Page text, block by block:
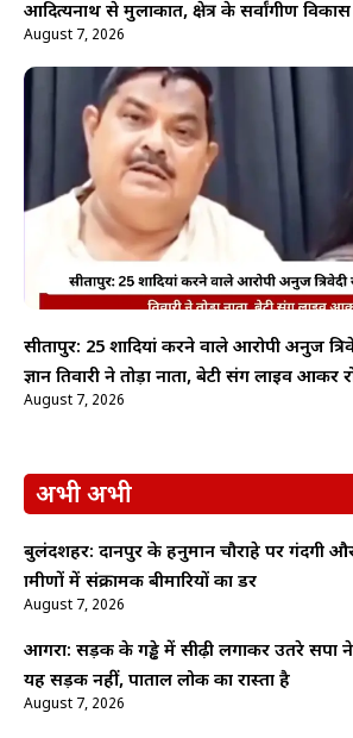
आदित्यनाथ से मुलाकात, क्षेत्र के सर्वांगीण विकास
August 7, 2026
सीतापुर: 25 शादियां करने वाले आरोपी अनुज
ज्ञान तिवारी ने तोड़ा नाता, बेटी संग लाइव आकर
August 7, 2026
अभी अभी
बुलंदशहर: दानपुर के हनुमान चौराहे पर गंदगी
ग्रामीणों में संक्रामक बीमारियों का डर
August 7, 2026
आगरा: सड़क के गड्ढे में सीढ़ी लगाकर उतरे सपा
यह सड़क नहीं, पाताल लोक का रास्ता है
August 7, 2026